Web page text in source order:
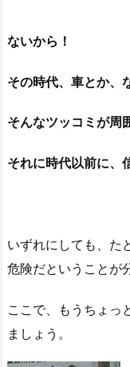
ないから！
その時代、車とか、
そんなツッコミが周
それに時代以前に、
いずれにしても、た
危険だということが
ここで、もうちょっ
ましょう。